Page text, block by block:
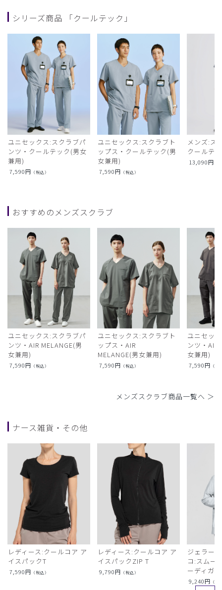
シリーズ商品 「クールテック」
ユニセックス:スクラブパ
ンツ・クールテック(男女
兼用)
7,590円 （税込）
ユニセックス:スクラブト
ップス・クールテック(男
女兼用)
7,590円 （税込）
メンズ:ス
クールテ
13,090円
おすすめのメンズスクラブ
ユニセックス:スクラブパ
ンツ・AIR MELANGE(男
女兼用)
7,590円 （税込）
ユニセックス:スクラブト
ップス・AIR
MELANGE(男女兼用)
7,590円 （税込）
ユニセッ
ンツ・AIR
女兼用)
7,590円 （税
メンズスクラブ商品一覧へ ＞
ナース雑貨・その他
レディース:クールコア ア
イスパックT
7,590円 （税込）
レディース:クールコア ア
イスパックZIP T
9,790円 （税込）
ジェラー
コ:スムー
ーディガン
9,240円 （税